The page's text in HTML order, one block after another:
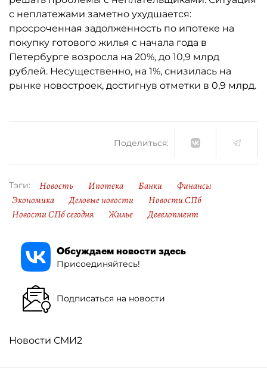
с неплатежами заметно ухудшается:
просроченная задолженность по ипотеке на
покупку готового жилья с начала года в
Петербурге возросла на 20%, до 10,9 млрд
рублей. Несущественно, на 1%, снизилась на
рынке новостроек, достигнув отметки в 0,9 млрд.
Поделиться:
Тэги: Новость Ипотека Банки
Финансы
Экономика
Деловые новости
Новости СПб
Новости СПб сегодня
Жилье Девелопмент
Обсуждаем новости здесь
Присоединяйтесь!
Подписаться на новости
Новости СМИ2